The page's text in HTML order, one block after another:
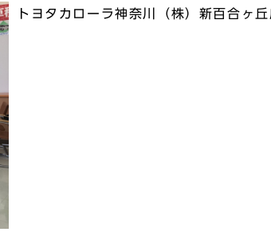
トヨタカローラ神奈川（株）新百合ヶ